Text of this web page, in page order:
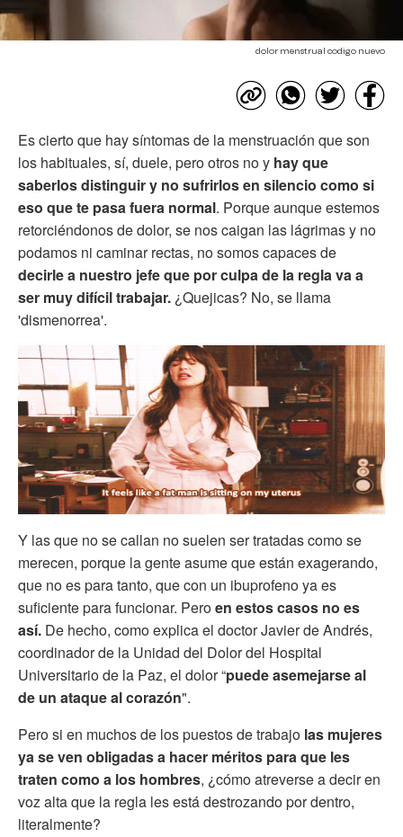
dolor menstrual codigo nuevo
Es cierto que hay síntomas de la menstruación que son
los habituales, sí, duele, pero otros no y hay que
saberlos distinguir y no sufrirlos en silencio como si
eso que te pasa fuera normal. Porque aunque estemos
retorciéndonos de dolor, se nos caigan las lágrimas y no
podamos ni caminar rectas, no somos capaces de
decirle a nuestro jefe que por culpa de la regla va a
ser muy difícil trabajar. ¿Quejicas? No, se llama
'dismenorrea'.
Y las que no se callan no suelen ser tratadas como se
merecen, porque la gente asume que están exagerando,
que no es para tanto, que con un ibuprofeno ya es
suficiente para funcionar. Peroen estos casos no es
así. De hecho, como explica el doctor Javier de Andrés,
coordinador de la Unidad del Dolor del Hospital
Universitario de la Paz, el dolor “puede asemejarse al
de un ataque al corazón".
Pero si en muchos de los puestos de trabajo las mujeres
ya se ven obligadas a hacer méritos para que les
traten como a los hombres, ¿cómo atreverse a decir en
voz alta que la regla les está destrozando por dentro,
literalmente?